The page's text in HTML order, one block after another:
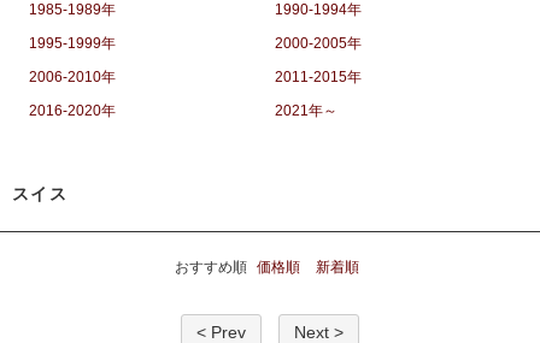
1985-1989年
1990-1994年
1995-1999年
2000-2005年
2006-2010年
2011-2015年
2016-2020年
2021年～
スイス
おすすめ順 価格順 新着順
< Prev Next >